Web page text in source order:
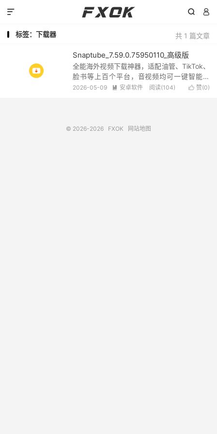
 

共 1 篇文章
标签：下载器
Snaptube_7.59.0.75950110_高级版
全能海外视频下载神器，适配油管、TikTok、
脸书等上百个平台，音视频均可一键智能解
析，自带内置搜索功能，不用跳转外部网页，
 赞(0)
2026-05-09  安卓软件 阅读(104)
© 2026-2026 FXOK 网站地图